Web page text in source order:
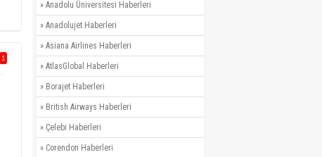
1
» Anadolu Üniversitesi Haberleri
» Anadolujet Haberleri
» Asiana Airlines Haberleri
» AtlasGlobal Haberleri
» Borajet Haberleri
» British Airways Haberleri
» Çelebi Haberleri
» Corendon Haberleri